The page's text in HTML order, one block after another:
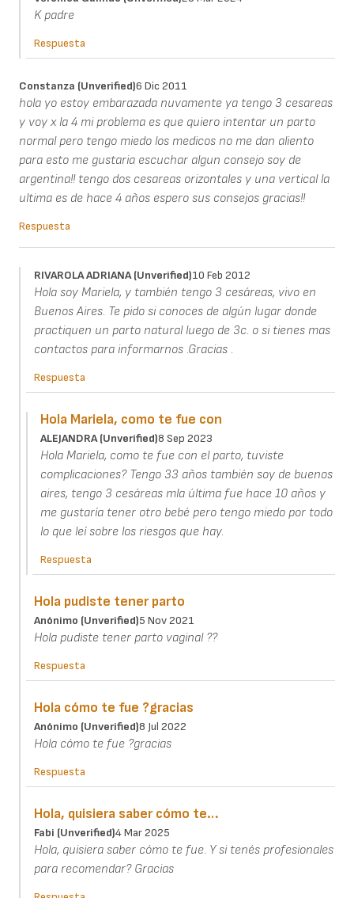
K padre
Respuesta
Constanza (unverified)6 Dic 2011
hola yo estoy embarazada nuvamente ya tengo 3 cesareas
y voy x la 4 mi problema es que quiero intentar un parto
normal pero tengo miedo los medicos no me dan aliento
para esto me gustaria escuchar algun consejo soy de
argentina!! tengo dos cesareas orizontales y una vertical la
ultima es de hace 4 años espero sus consejos gracias!!
Respuesta
RIVAROLA ADRIANA (unverified)10 Feb 2012
Hola soy Mariela, y también tengo 3 cesáreas, vivo en
Buenos Aires. Te pido si conoces de algún lugar donde
practiquen un parto natural luego de 3c. o si tienes mas
contactos para informarnos .Gracias .
Respuesta
Hola Mariela, como te fue con
ALEJANDRA (unverified)8 Sep 2023
Hola Mariela, como te fue con el parto, tuviste
complicaciones? Tengo 33 años también soy de buenos
aires, tengo 3 cesáreas mla última fue hace 10 años y
me gustaría tener otro bebé pero tengo miedo por todo
lo que leí sobre los riesgos que hay.
Respuesta
Hola pudiste tener parto
Anónimo (unverified)5 Nov 2021
Hola pudiste tener parto vaginal ??
Respuesta
Hola cómo te fue ?gracias
Anónimo (unverified)8 Jul 2022
Hola cómo te fue ?gracias
Respuesta
Hola, quisiera saber cómo te…
Fabi (unverified)4 Mar 2025
Hola, quisiera saber cómo te fue. Y si tenés profesionales
para recomendar? Gracias